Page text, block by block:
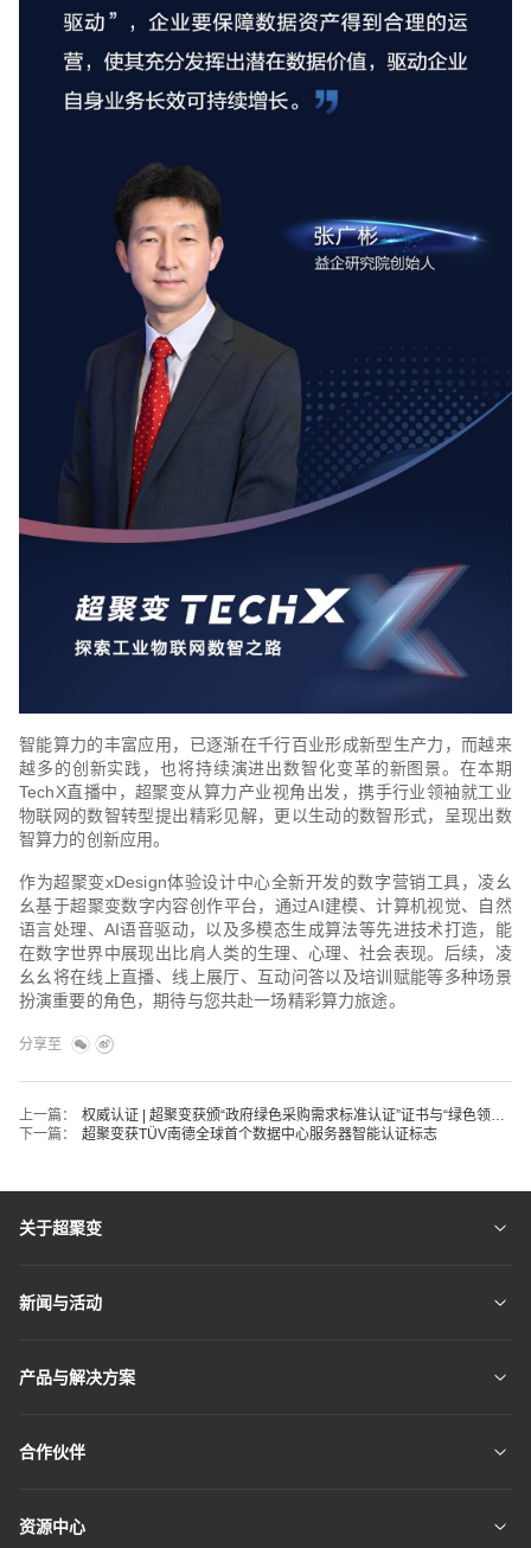
智能算力的丰富应用，已逐渐在千行百业形成新型生产力，而越来
越多的创新实践，也将持续演进出数智化变革的新图景。在本期
TechX直播中，超聚变从算力产业视角出发，携手行业领袖就工业
物联网的数智转型提出精彩见解，更以生动的数智形式，呈现出数
智算力的创新应用。
作为超聚变xDesign体验设计中心全新开发的数字营销工具，凌幺
幺基于超聚变数字内容创作平台，通过AI建模、计算机视觉、自然
语言处理、AI语音驱动，以及多模态生成算法等先进技术打造，能
在数字世界中展现出比肩人类的生理、心理、社会表现。后续，凌
幺幺将在线上直播、线上展厅、互动问答以及培训赋能等多种场景
扮演重要的角色，期待与您共赴一场精彩算力旅途。
分享至
上一篇：
权威认证 | 超聚变获颁“政府绿色采购需求标准认证”证书与“绿色领跑企业奖”
下一篇：
超聚变获TÜV南德全球首个数据中心服务器智能认证标志
关于超聚变
新闻与活动
产品与解决方案
合作伙伴
资源中心